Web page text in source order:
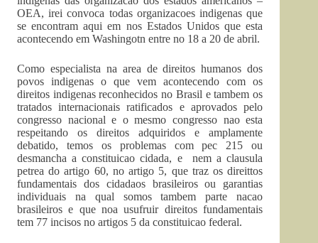
OEA, irei convoca todas organizacoes indigenas que
se encontram aqui em nos Estados Unidos que esta
acontecendo em Washingotn entre no 18 a 20 de abril.
Como especialista na area de direitos humanos dos
povos indigenas o que vem acontecendo com os
direitos indigenas reconhecidos no Brasil e tambem os
tratados internacionais ratificados e aprovados pelo
congresso nacional e o mesmo congresso nao esta
respeitando os direitos adquiridos e amplamente
debatido, temos os problemas com pec 215 ou
desmancha a constituicao cidada, e nem a clausula
petrea do artigo 60, no artigo 5, que traz os direittos
fundamentais dos cidadaos brasileiros ou garantias
individuais na qual somos tambem parte nacao
brasileiros e que noa usufruir direitos fundamentais
tem 77 incisos no artigos 5 da constituicao federal.